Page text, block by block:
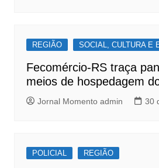
REGIÃO SOCIAL, CULTURA E
Fecomércio-RS traça
meios de hospedagem
Jornal Momento admin 30
POLICIAL REGIÃO